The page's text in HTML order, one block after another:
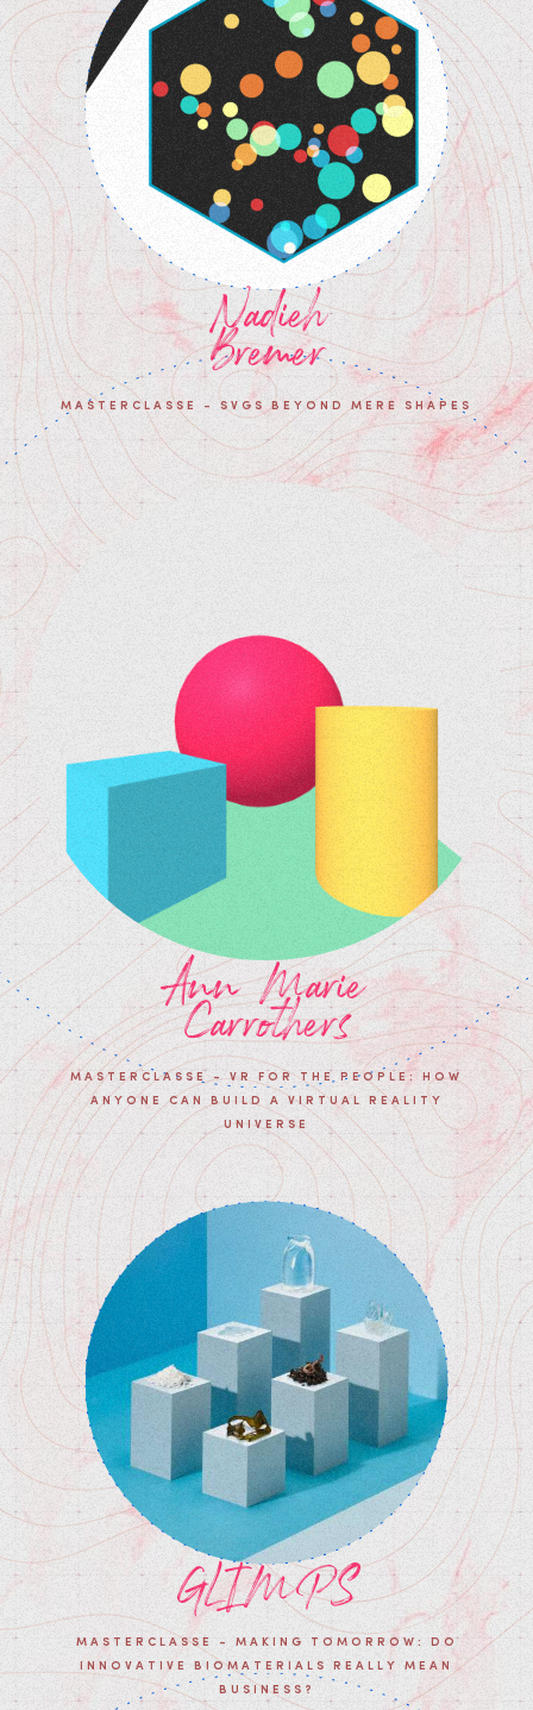
Nadieh
Bremer
MASTERCLASSE - SVGS BEYOND MERE SHAPES
Ann Marie
Carrothers
MASTERCLASSE - VR FOR THE PEOPLE: HOW
ANYONE CAN BUILD A VIRTUAL REALITY
UNIVERSE
GLIMPS
MASTERCLASSE - MAKING TOMORROW: DO
INNOVATIVE BIOMATERIALS REALLY MEAN
BUSINESS?